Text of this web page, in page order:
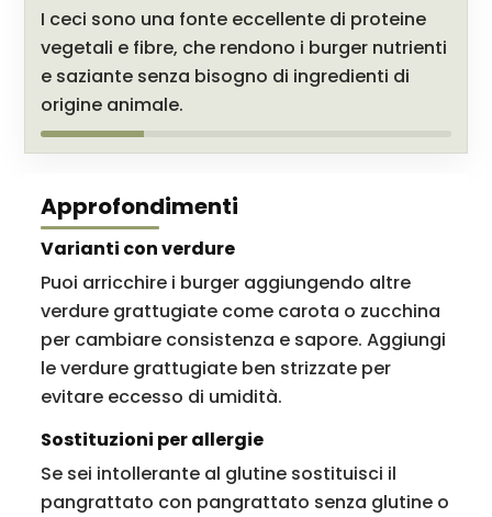
I ceci sono una fonte eccellente di proteine
vegetali e fibre, che rendono i burger nutrienti
e saziante senza bisogno di ingredienti di
origine animale.
Approfondimenti
Varianti con verdure
Puoi arricchire i burger aggiungendo altre
verdure grattugiate come carota o zucchina
per cambiare consistenza e sapore. Aggiungi
le verdure grattugiate ben strizzate per
evitare eccesso di umidità.
Sostituzioni per allergie
Se sei intollerante al glutine sostituisci il
pangrattato con pangrattato senza glutine o